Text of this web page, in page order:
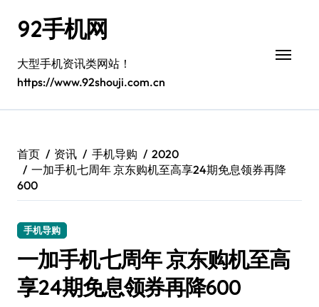
92手机网
大型手机资讯类网站！
https://www.92shouji.com.cn
首页 资讯 手机导购
2020
一加手机七周年 京东购机至高享24期免息领券再降
600
手机导购
一加手机七周年 京东购机至高
享24期免息领券再降600